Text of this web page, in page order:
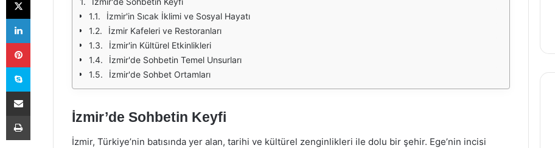
İzmir'in Sıcak İklimi ve Sosyal Hayatı
İzmir Kafeleri ve Restoranları
İzmir'in Kültürel Etkinlikleri
İzmir'de Sohbetin Temel Unsurları
İzmir'de Sohbet Ortamları
İzmir’de Sohbetin Keyfi
İzmir, Türkiye’nin batısında yer alan, tarihi ve kültürel zenginlikleri ile dolu bir şehir. Ege’nin incisi
LinkedIn
Pinterest
Skype
E-Posta ile paylaş